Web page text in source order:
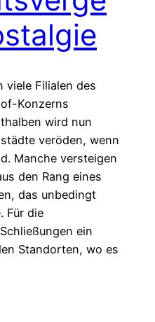
viele Filialen des
Konzerns
wird nun
veröden, wenn
Manche versteigen
den Rang eines
das unbedingt
Für die
ein
Standorten, wo es